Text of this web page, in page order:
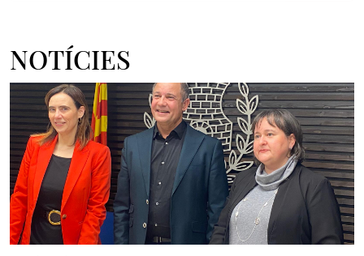
NOTÍCIES